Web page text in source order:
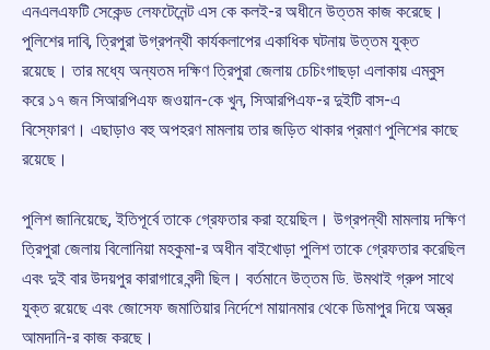
এনএলএফটি সেকেন্ড লেফটেনেন্ট এস কে কলই-র অধীনে উত্তম কাজ করেছে।
পুলিশের দাবি, ত্রিপুরা উগ্রপন্থী কার্যকলাপের একাধিক ঘটনায় উত্তম যুক্ত
রয়েছে। তার মধ্যে অন্যতম দক্ষিণ ত্রিপুরা জেলায় চেচিংগাছড়া এলাকায় এম্বুস
করে ১৭ জন সিআরপিএফ জওয়ান-কে খুন, সিআরপিএফ-র দুইটি বাস-এ
বিস্ফোরণ। এছাড়াও বহু অপহরণ মামলায় তার জড়িত থাকার প্রমাণ পুলিশের কাছে
রয়েছে।
পুলিশ জানিয়েছে, ইতিপূর্বে তাকে গ্রেফতার করা হয়েছিল। উগ্রপন্থী মামলায় দক্ষিণ
ত্রিপুরা জেলায় বিলোনিয়া মহকুমা-র অধীন বাইখোড়া পুলিশ তাকে গ্রেফতার করেছিল
এবং দুই বার উদয়পুর কারাগারে বন্দী ছিল। বর্তমানে উত্তম ডি. উমথাই গ্রুপ সাথে
যুক্ত রয়েছে এবং জোসেফ জমাতিয়ার নির্দেশে মায়ানমার থেকে ডিমাপুর দিয়ে অস্ত্র
আমদানি-র কাজ করছে।